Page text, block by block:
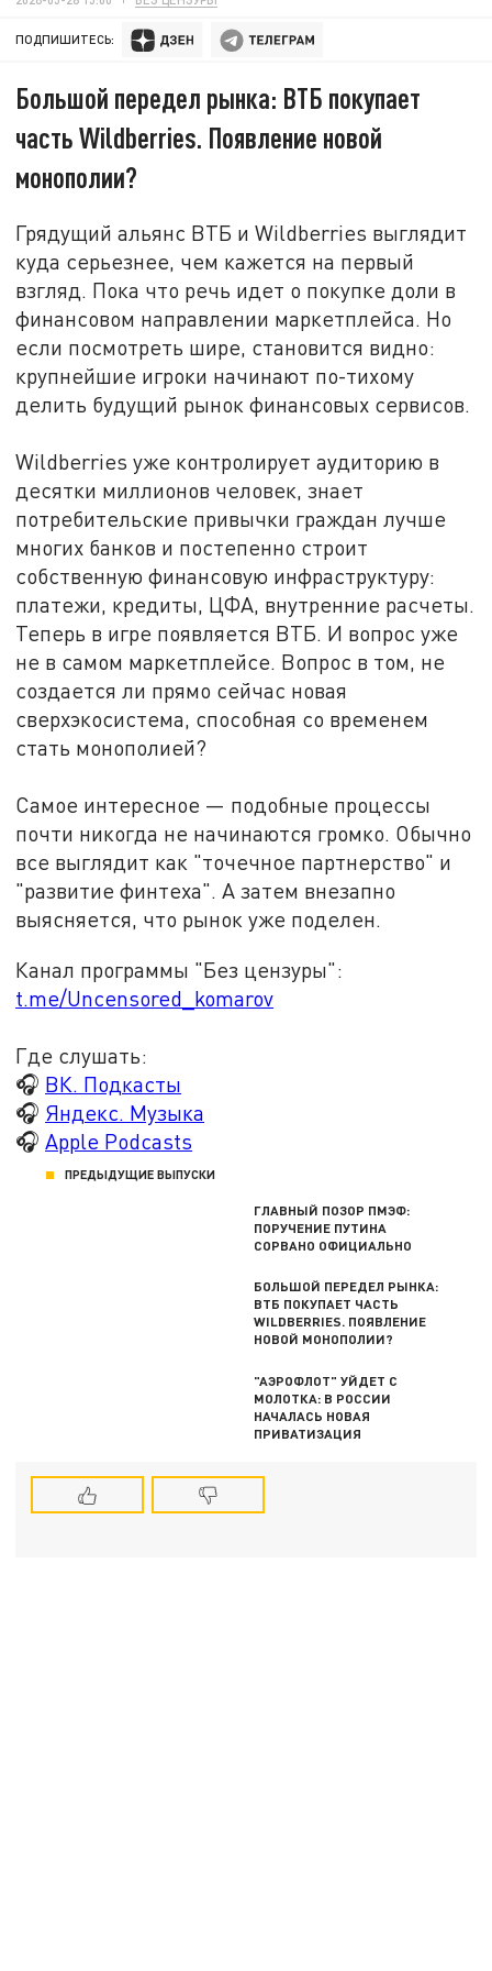
ПОДПИШИТЕСЬ:
Большой передел рынка: ВТБ покупает
часть Wildberries. Появление новой
монополии?
Грядущий альянс ВТБ и Wildberries выглядит
куда серьезнее, чем кажется на первый
взгляд. Пока что речь идет о покупке доли в
финансовом направлении маркетплейса. Но
если посмотреть шире, становится видно:
крупнейшие игроки начинают по-тихому
делить будущий рынок финансовых сервисов.
Wildberries уже контролирует аудиторию в
десятки миллионов человек, знает
потребительские привычки граждан лучше
многих банков и постепенно строит
собственную финансовую инфраструктуру:
платежи, кредиты, ЦФА, внутренние расчеты.
Теперь в игре появляется ВТБ. И вопрос уже
не в самом маркетплейсе. Вопрос в том, не
создается ли прямо сейчас новая
сверхэкосистема, способная со временем
стать монополией?
Самое интересное — подобные процессы
почти никогда не начинаются громко. Обычно
все выглядит как "точечное партнерство" и
"развитие финтеха". А затем внезапно
выясняется, что рынок уже поделен.
Канал программы "Без цензуры":
t.me/Uncensored_komarov
Где слушать:
🎧 ВК. Подкасты
🎧 Яндекс. Музыка
🎧 Apple Podcasts
ПРЕДЫДУЩИЕ ВЫПУСКИ
ГЛАВНЫЙ ПОЗОР ПМЭФ:
ПОРУЧЕНИЕ ПУТИНА
СОРВАНО ОФИЦИАЛЬНО
БОЛЬШОЙ ПЕРЕДЕЛ РЫНКА:
ВТБ ПОКУПАЕТ ЧАСТЬ
WILDBERRIES. ПОЯВЛЕНИЕ
НОВОЙ МОНОПОЛИИ?
"АЭРОФЛОТ" УЙДЕТ С
МОЛОТКА: В РОССИИ
НАЧАЛАСЬ НОВАЯ
ПРИВАТИЗАЦИЯ